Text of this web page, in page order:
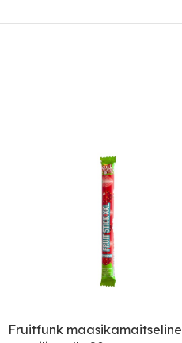
Fruitfunk maasikamaitseline